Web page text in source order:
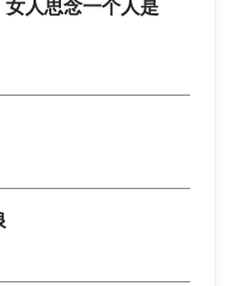
人思念一个人是